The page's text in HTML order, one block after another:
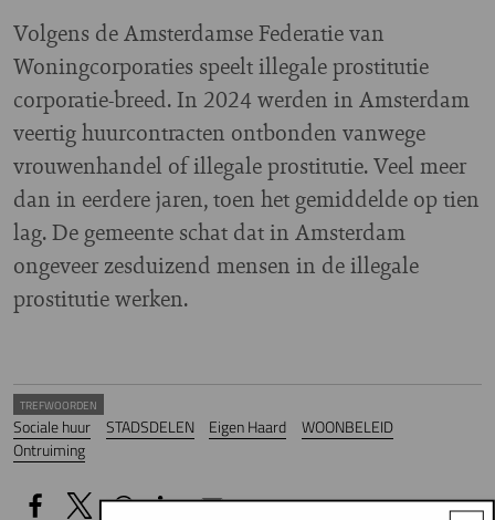
Volgens de Amsterdamse Federatie van
Woningcorporaties speelt illegale prostitutie
corporatie-breed. In 2024 werden in Amsterdam
veertig huurcontracten ontbonden vanwege
vrouwenhandel of illegale prostitutie. Veel meer
dan in eerdere jaren, toen het gemiddelde op tien
lag. De gemeente schat dat in Amsterdam
ongeveer zesduizend mensen in de illegale
prostitutie werken.
TREFWOORDEN
Sociale huur STADSDELEN Eigen Haard
WOONBELEID
Ontruiming